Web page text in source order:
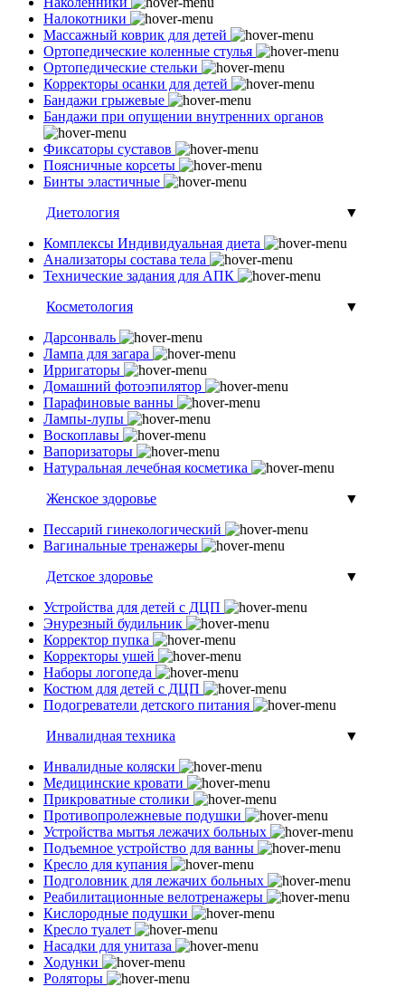
Налокотники
Массажный коврик для детей
Ортопедические коленные стулья
Ортопедические стельки
Корректоры осанки для детей
Бандажи грыжевые
Бандажи при опущении внутренних органов
Фиксаторы суставов
Поясничные корсеты
Бинты эластичные
Диетология
▼
Комплексы Индивидуальная диета
Анализаторы состава тела
Технические задания для АПК
Косметология
▼
Дарсонваль
Лампа для загара
Ирригаторы
Домашний фотоэпилятор
Парафиновые ванны
Лампы-лупы
Воскоплавы
Вапоризаторы
Натуральная лечебная косметика
Женское здоровье
▼
Пессарий гинекологический
Вагинальные тренажеры
Детское здоровье
▼
Устройства для детей с ДЦП
Энурезный будильник
Корректор пупка
Корректоры ушей
Наборы логопеда
Костюм для детей с ДЦП
Подогреватели детского питания
Инвалидная техника
▼
Инвалидные коляски
Медицинские кровати
Прикроватные столики
Противопролежневые подушки
Устройства мытья лежачих больных
Подъемное устройство для ванны
Кресло для купания
Подголовник для лежачих больных
Реабилитационные велотренажеры
Кислородные подушки
Кресло туалет
Насадки для унитаза
Ходунки
Роляторы